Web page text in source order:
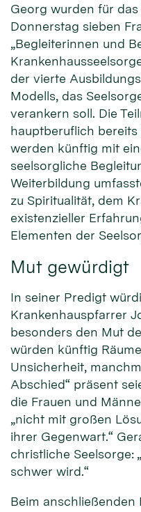
Georg wurden für
Donnerstag sieben
„Begleiterinnen und
der vierte
Modells, das
verankern soll. Die
hauptberuflich
werden künftig mit
seelsorgliche
Weiterbildung
zu Spiritualität, dem
existenzieller
Elementen der
Mut gewürdigt
In seiner Predigt
Krankenhauspfarrer
besonders den Mut
würden künftig
Unsicherheit,
Abschied“ präsent
die Frauen und
„nicht mit großen
ihrer Gegenwart.“
christliche Seelsorge:
schwer wird.“
Beim